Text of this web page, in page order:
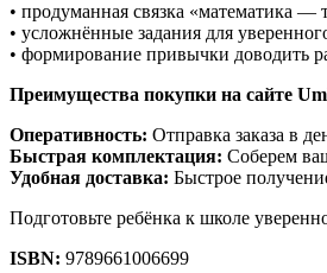
• продуманная связка «математика —
• усложнённые задания для
• формирование привычки доводить
Преимущества покупки на сайте
Оперативность: Отправка заказа в
Быстрая комплектация: Соберем
Удобная доставка: Быстрое
Подготовьте ребёнка к школе
ISBN: 9789661006699